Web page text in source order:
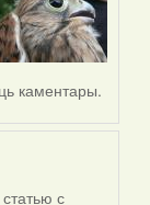
каментары.
с